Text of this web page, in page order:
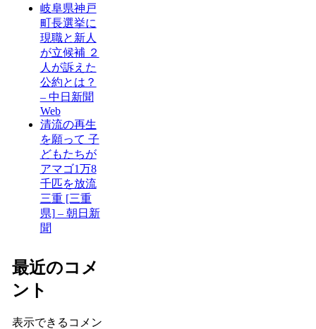
岐阜県神戸
町長選挙に
現職と新人
が立候補 ２
人が訴えた
公約とは？
– 中日新聞
Web
清流の再生
を願って 子
どもたちが
アマゴ1万8
千匹を放流
三重 [三重
県] – 朝日新
聞
最近のコメ
ント
表示できるコメン